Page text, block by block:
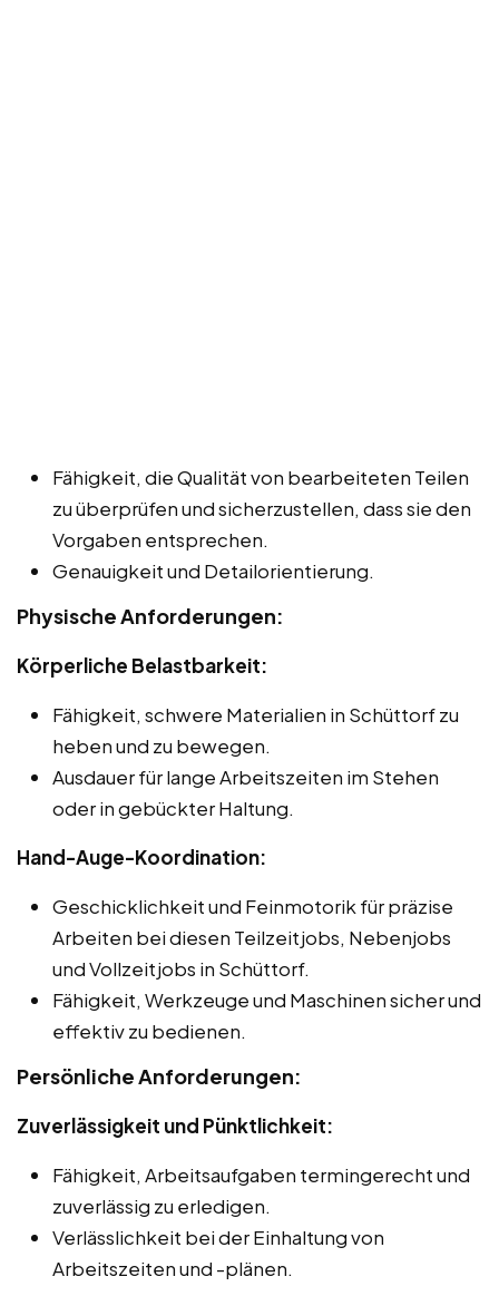
Fähigkeit, die Qualität von bearbeiteten Teilen
zu überprüfen und sicherzustellen, dass sie den
Vorgaben entsprechen.
Genauigkeit und Detailorientierung.
Physische Anforderungen:
Körperliche Belastbarkeit:
Fähigkeit, schwere Materialien in Schüttorf zu
heben und zu bewegen.
Ausdauer für lange Arbeitszeiten im Stehen
oder in gebückter Haltung.
Hand-Auge-Koordination:
Geschicklichkeit und Feinmotorik für präzise
Arbeiten bei diesen Teilzeitjobs, Nebenjobs
und Vollzeitjobs in Schüttorf.
Fähigkeit, Werkzeuge und Maschinen sicher und
effektiv zu bedienen.
Persönliche Anforderungen:
Zuverlässigkeit und Pünktlichkeit:
Fähigkeit, Arbeitsaufgaben termingerecht und
zuverlässig zu erledigen.
Verlässlichkeit bei der Einhaltung von
Arbeitszeiten und -plänen.